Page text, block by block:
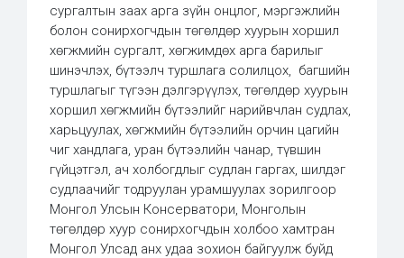
сургалтын заах арга зүйн онцлог, мэргэжлийн
болон сонирхогчдын төгөлдөр хуурын хоршил
хөгжмийн сургалт, хөгжимдөх арга барилыг
шинэчлэх, бүтээлч туршлага солилцох, багшийн
туршлагыг түгээн дэлгэрүүлэх, төгөлдөр хуурын
хоршил хөгжмийн бүтээлийг нарийвчлан судлах,
харьцуулах, хөгжмийн бүтээлийн орчин цагийн
чиг хандлага, уран бүтээлийн чанар, түвшин
гүйцэтгэл, ач холбогдлыг судлан гаргах, шилдэг
судлаачийг тодруулан урамшуулах зорилгоор
Монгол Улсын Консерватори, Монголын
төгөлдөр хуур сонирхогчдын холбоо хамтран
Монгол Улсад анх удаа зохион байгуулж буйд